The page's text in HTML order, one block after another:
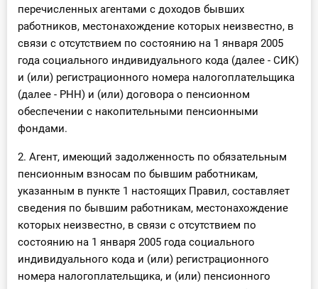
перечисленных агентами с доходов бывших
работников, местонахождение которых неизвестно, в
связи с отсутствием по состоянию на 1 января 2005
года социального индивидуального кода (далее - СИК)
и (или) регистрационного номера налогоплательщика
(далее - РНН) и (или) договора о пенсионном
обеспечении с накопительными пенсионными
фондами.
2. Агент, имеющий задолженность по обязательным
пенсионным взносам по бывшим работникам,
указанным в пункте 1 настоящих Правил, составляет
сведения по бывшим работникам, местонахождение
которых неизвестно, в связи с отсутствием по
состоянию на 1 января 2005 года социального
индивидуального кода и (или) регистрационного
номера налогоплательщика, и (или) пенсионного